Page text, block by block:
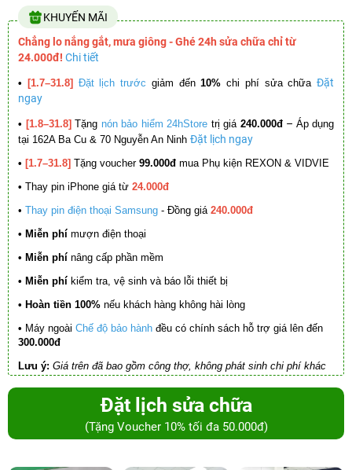
KHUYẾN MÃI
Chẳng lo nắng gắt, mưa giông - Ghé 24h sửa chữa chỉ từ
24.000đ! Chi tiết
• [1.7–31.8] Đặt lịch trước giảm đến10% chi phí sửa chữa Đặt
ngay
• [1.8–31.8] Tặng nón bảo hiểm 24hStore trị giá 240.000đ – Áp dụng
tại 162A Ba Cu & 70 Nguyễn An Ninh Đặt lịch ngay
• [1.7–31.8] Tặng voucher 99.000đ mua Phụ kiện REXON & VIDVIE
• Thay pin iPhone giá từ 24.000đ
• Thay pin điện thoại Samsung - Đồng giá 240.000đ
• Miễn phí mượn điện thoại
• Miễn phí nâng cấp phần mềm
• Miễn phí kiểm tra, vệ sinh và báo lỗi thiết bị
• Hoàn tiền 100% nếu khách hàng không hài lòng
• Máy ngoài Chế độ bảo hành đều có chính sách hỗ trợ giá lên đến
300.000đ
Lưu ý: Giá trên đã bao gồm công thợ, không phát sinh chi phí khác
Đặt lịch sửa chữa
(Tặng Voucher 10% tối đa 50.000đ)